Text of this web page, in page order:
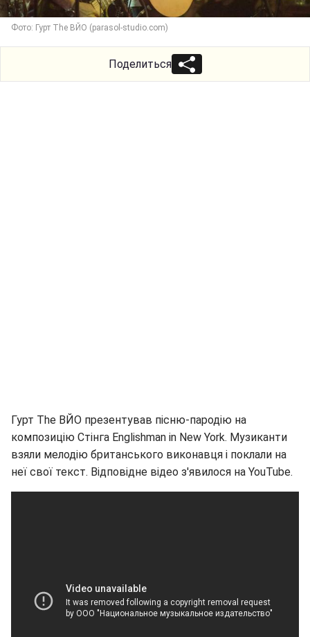
Фото: Гурт The ВЙО (parasol-studio.com)
Поделиться
Гурт The ВЙО презентував пісню-пародію на
композицію Стінга Englishman in New York. Музиканти
взяли мелодію британського виконавця і поклали на
неї свої текст. Відповідне відео з'явилося на YouTube.